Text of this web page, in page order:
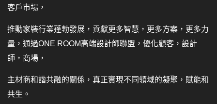
客戶市場，
推動家裝行業蓬勃發展，貢獻更多智慧，更多方案，更多力
量，通過ONE ROOM高端設計師聯盟，優化顧客，設計
師，商場，
主材商和諧共融的關係，真正實現不同領域的凝聚，賦能和
共生。